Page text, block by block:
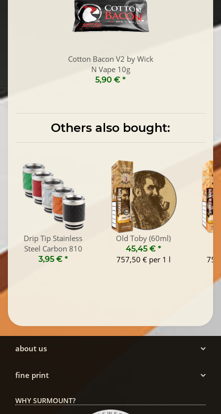
Cotton Bacon V2 by Wick
N Vape 10g
5,90 € *
Others also bought:
Drip Tip Stainless
Steel Carbon 810
3,95 € *
Old Toby (60ml)
45,45 € *
757,50 € per 1 l
about us
fine print
WHY SURMOUNT?